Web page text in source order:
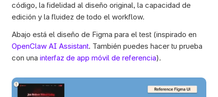
código, la fidelidad al diseño original, la capacidad de
edición y la fluidez de todo el workflow.
OpenClaw AI Assistant. También puedes hacer tu prueba
con una interfaz de app móvil de referencia).